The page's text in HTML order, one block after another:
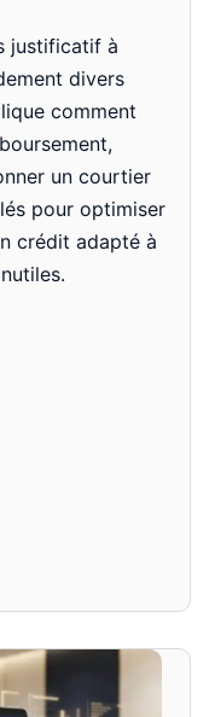
justificatif à
divers
comment
un courtier
pour optimiser
crédit adapté à